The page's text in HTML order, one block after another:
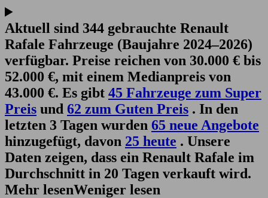
Aktuell sind 344 gebrauchte Renault
Rafale Fahrzeuge (Baujahre 2024–2026)
verfügbar. Preise reichen von 30.000 € bis
52.000 €, mit einem Medianpreis von
43.000 €. Es gibt 45 Fahrzeuge zum Super
Preis und 62 zum Guten Preis . In den
letzten 3 Tagen wurden 65 neue Angebote
hinzugefügt, davon 25 heute . Unsere
Daten zeigen, dass ein Renault Rafale im
Durchschnitt in 20 Tagen verkauft wird.
Mehr lesenWeniger lesen